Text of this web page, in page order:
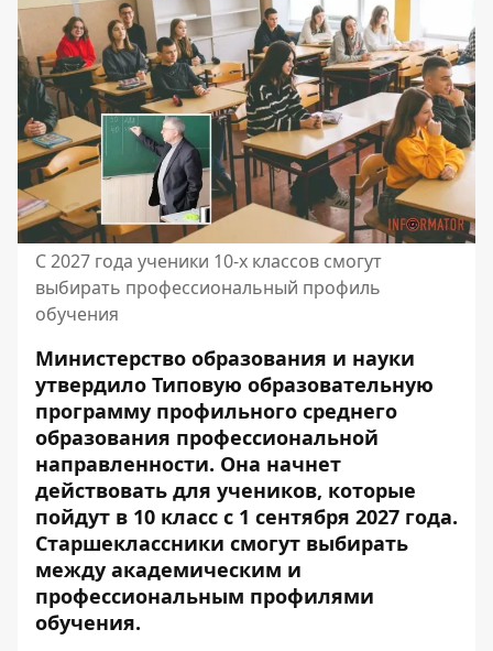
С 2027 года ученики 10-х классов смогут
выбирать профессиональный профиль
обучения
Министерство образования и науки
утвердило Типовую образовательную
программу профильного среднего
образования профессиональной
направленности. Она начнет
действовать для учеников, которые
пойдут в 10 класс с 1 сентября 2027 года.
Старшеклассники смогут выбирать
между академическим и
профессиональным профилями
обучения.